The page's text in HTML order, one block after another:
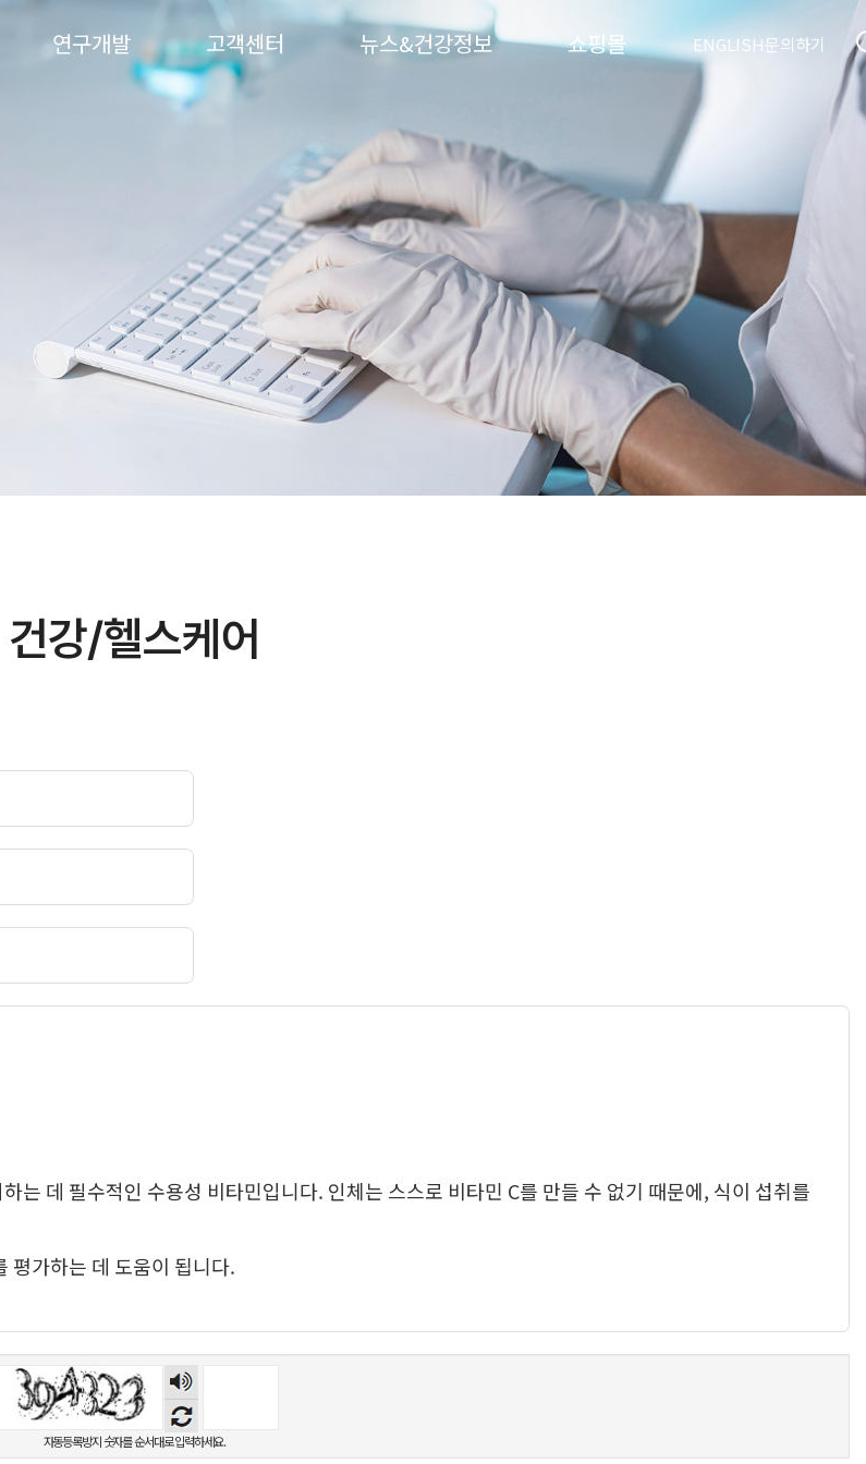
연구개발 고객센터 뉴스&건강정보 쇼핑몰 ENGLISH문의하기
건강/헬스케어
숫자
음성
듣기
자동등록방지 숫자를 순서대로 입력하세요.